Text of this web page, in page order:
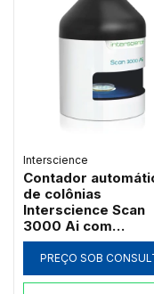
Interscience
Contador
de colônias
Interscience Scan
3000 Ai com
inteligência
câmera Ultra HD
PREÇO SOB